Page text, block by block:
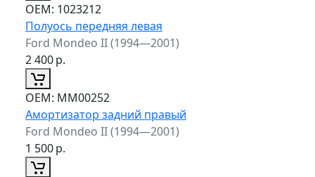
ОЕМ: 1023212
Полуось передняя левая
Ford Mondeo II (1994—2001)
2 400р.
ОЕМ: MM00252
Амортизатор задний правый
Ford Mondeo II (1994—2001)
1 500р.